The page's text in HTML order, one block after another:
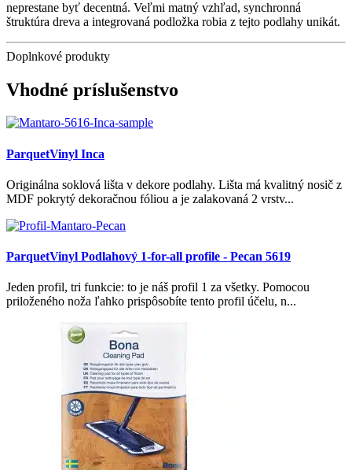
neprestane byť decentná. Veľmi matný vzhľad, synchronná
štruktúra dreva a integrovaná podložka robia z tejto podlahy unikát.
Doplnkové produkty
Vhodné príslušenstvo
ParquetVinyl Inca
Originálna soklová lišta v dekore podlahy. Lišta má kvalitný nosič z
MDF pokrytý dekoračnou fóliou a je zalakovaná 2 vrstv...
ParquetVinyl Podlahový 1-for-all profile - Pecan 5619
Jeden profil, tri funkcie: to je náš profil 1 za všetky. Pomocou
priloženého noža ľahko prispôsobíte tento profil účelu, n...